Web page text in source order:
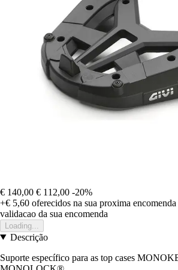
€ 140,00 € 112,00 -20%
+€ 5,60 oferecidos na sua proxima encomenda
validacao da sua encomenda
Loading...
Descrição
Suporte específico para as top cases